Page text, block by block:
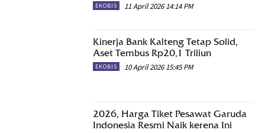
EKOBIS 11 April 2026 14:14 PM
Kinerja Bank Kalteng Tetap Solid,
Aset Tembus Rp20,1 Triliun
EKOBIS 10 April 2026 15:45 PM
2026, Harga Tiket Pesawat Garuda
Indonesia Resmi Naik kerena Ini